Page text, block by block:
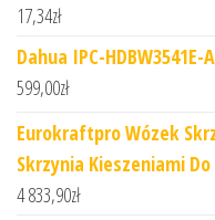
17,34zł
Dahua IPC-HDBW3541E-
599,00zł
Eurokraftpro Wózek
Skrzynia Kieszeniami
4 833,90zł